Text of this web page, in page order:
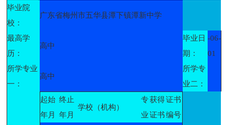
毕业院
校：
广东省梅州市五华县潭下镇潭新中学
最高学
历：
高中
毕业日
期：
-06-
01
所学专业
一：
高中
所学专
业二：
起始
年月
终止
年月
学校（机构）
专
业
获得
证书
证书
编号